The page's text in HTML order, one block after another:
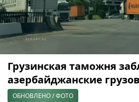
Грузинская таможня
азербайджанские
ОБНОВЛЕНО / ФОТО